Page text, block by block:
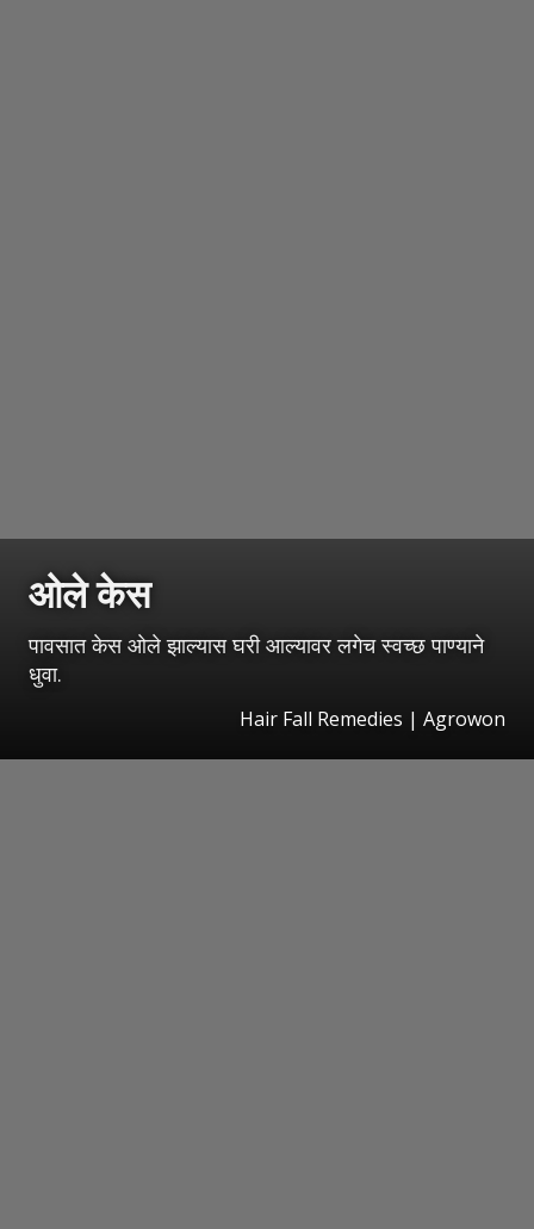
ओले केस
पावसात केस ओले झाल्यास घरी आल्यावर लगेच स्वच्छ पाण्याने
धुवा.
Hair Fall Remedies | Agrowon